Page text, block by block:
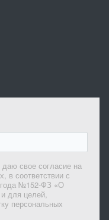
свое согласие на
в соответствии с
года №152-ФЗ «О
для целей,
персональных